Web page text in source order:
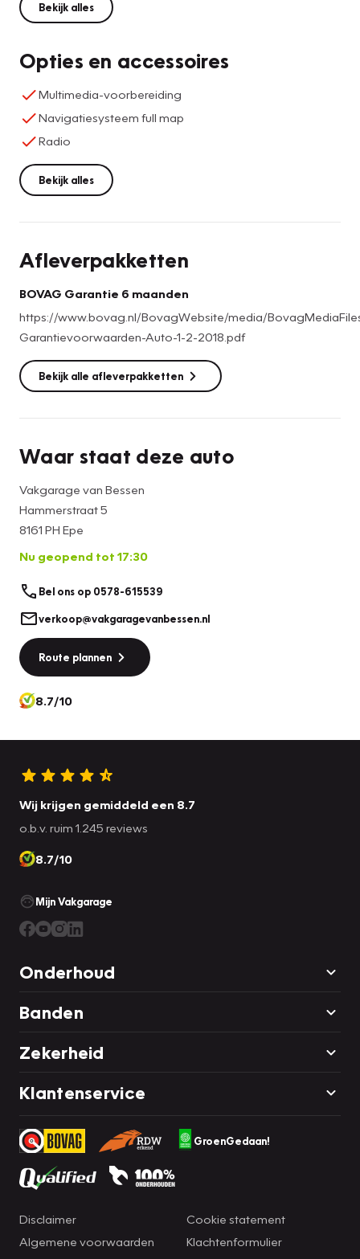
Bekijk alles
Opties en accessoires
Multimedia-voorbereiding
Navigatiesysteem full map
Radio
Bekijk alles
Afleverpakketten
BOVAG Garantie 6 maanden
https://www.bovag.nl/BovagWebsite/media/
Garantievoorwaarden-Auto-1-2-2018.pdf
Bekijk alle afleverpakketten
Waar staat deze auto
Vakgarage van Bessen
Hammerstraat 5
8161 PH Epe
Nu geopend tot 17:30
Bel ons op 0578-615539
verkoop@vakgaragevanbessen.nl
Route plannen
8.7/10
Wij krijgen gemiddeld een 8.7
o.b.v. ruim 1.245 reviews
8.7/10
Mijn Vakgarage
Onderhoud
Banden
Zekerheid
Klantenservice
GroenGedaan!
Disclaimer
Algemene voorwaarden
Cookie statement
Klachtenformulier